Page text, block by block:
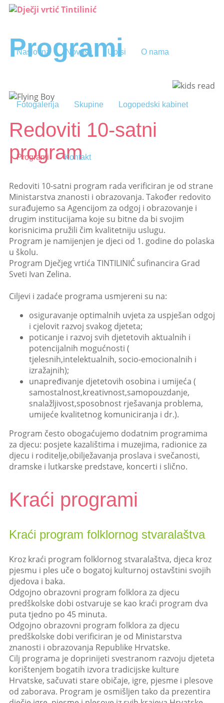
Naslovna Novosti Upisi O nama
Fotogalerija Skupine Logopedski kabinet
Programi Kontakt
Programi
Redoviti 10-satni
program
Redoviti 10-satni program rada verificiran je od strane
Ministarstva znanosti i obrazovanja. Također redovito
surađujemo sa Agencijom za odgoj i obrazovanje i
drugim institucijama koje su bitne da bi svojim
korisnicima pružili čim kvalitetniju uslugu.
Program je namijenjen je djeci od 1. godine do polaska
u školu.
Program Dječjeg vrtića TINTILINIĆ sufinancira Grad
Sveti Ivan Zelina.
Ciljevi i zadaće programa usmjereni su na:
osiguravanje optimalnih uvjeta za uspješan odgoj
i cjelovit razvoj svakog djeteta;
poticanje i razvoj svih djetetovih aktualnih i
potencijalnih mogućnosti (
tjelesnih,intelektualnih, socio-emocionalnih i
izražajnih);
unapređivanje djetetovih osobina i umijeća (
samostalnost,kreativnost,samopouzdanje,
snalažljivost,sposobnost rješavanja problema,
umijeće kvalitetnog komuniciranja i dr.).
Program često obogaćujemo dodatnim programima
za djecu: posjete kazalištima i muzejima, radionice za
djecu i roditelje,obilježavanja proslava i svečanosti,
dramske i lutkarske predstave, koncerti i slično.
Kraći programi
Kraći program folklornog stvaralaštva
Kroz kraći program folklornog stvaralaštva, djeca kroz
pjesmu i ples uče o bogatoj kulturnoj ostavštini svojih
djedova i baka.
Odgojno obrazovni program folklora za djecu
predškolske dobi ostvaruje se kao kraći program dva
puta tjedno po 45 minuta.
Odgojno obrazovni program folklora za djecu
predškolske dobi verificiran je od Ministarstva
znanosti i obrazovanja Republike Hrvatske.
Cilj programa je doprinijeti svestranom razvoju djeteta
korištenjem bogatih izvora tradicijske kulture
Hrvatske, sačuvati stare običaje, igre, pjesme i plesove
od zaborava. Program je osmišljen tako da prezentira